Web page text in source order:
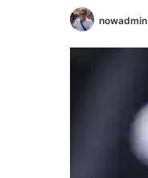
nowadmin